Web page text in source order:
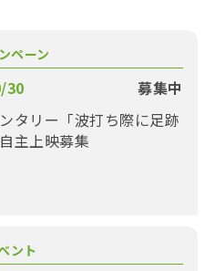
ペーン
30
募集中
タリー「波打ち際に足跡
主上映募集
ント